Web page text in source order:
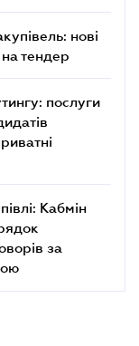
нові
на тендер
послуги
Кабмін
за